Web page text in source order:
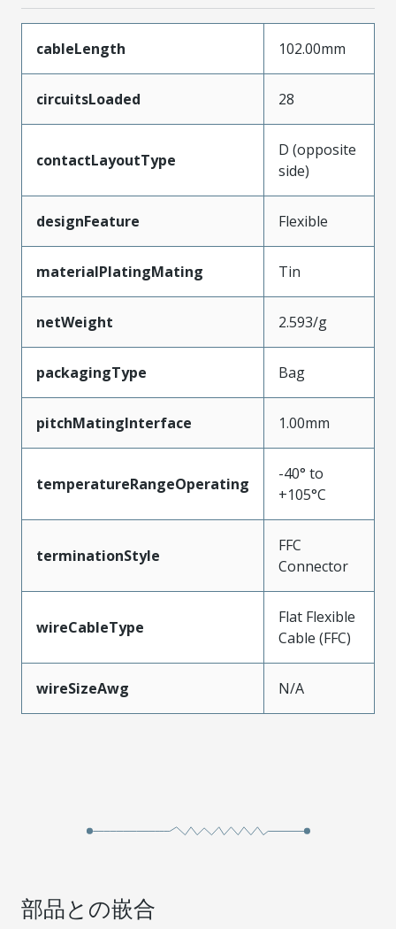
cableLength 102.00mm
circuitsLoaded 28
contactLayoutType
D (opposite
side)
designFeature Flexible
materialPlatingMating Tin
netWeight 2.593/g
packagingType Bag
pitchMatingInterface 1.00mm
temperatureRangeOperating
-40° to
+105°C
terminationStyle
FFC
Connector
wireCableType
Flat Flexible
Cable (FFC)
wireSizeAwg N/A
部品との嵌合